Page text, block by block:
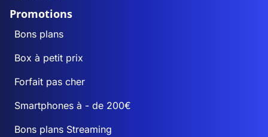
Promotions
Bons plans
Box à petit prix
Forfait pas cher
Smartphones à - de 200€
Bons plans Streaming